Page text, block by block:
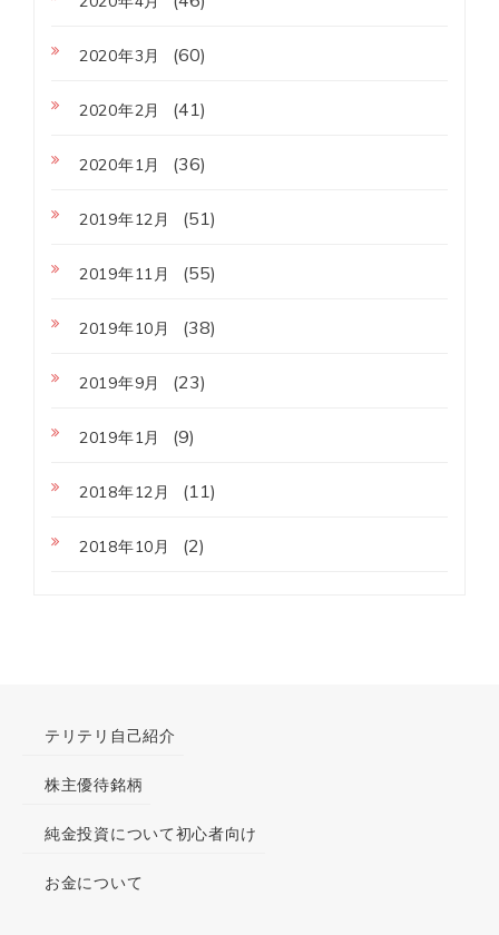
2020年3月 (60)
2020年2月 (41)
2020年1月 (36)
2019年12月 (51)
2019年11月 (55)
2019年10月 (38)
2019年9月 (23)
2019年1月 (9)
2018年12月 (11)
2018年10月 (2)
テリテリ自己紹介
株主優待銘柄
純金投資について初心者向け
お金について